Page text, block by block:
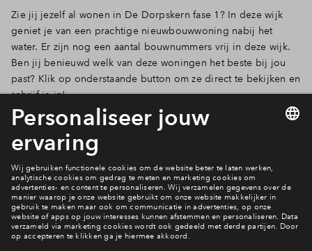
Zie jij jezelf al wonen in De Dorpskern fase 1? In deze wijk
geniet je van een prachtige nieuwbouwwoning nabij het
water. Er zijn nog een aantal bouwnummers vrij in deze wijk.
Ben jij benieuwd welk van deze woningen het beste bij jou
past? Klik op onderstaande button om ze direct te bekijken en
schrijf je in!
Bekijk het woningaanbod
Wonen in De Dorpskern fase 1?
Bekijk het woningaanbod